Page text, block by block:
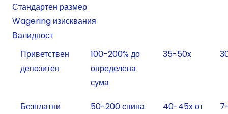
Стандартен размер
Wagering изисквания
Валидност
Приветствен
депозитен
100-200% до
определена
сума
35-50x
Безплатни
50-200 спина
40-45x от